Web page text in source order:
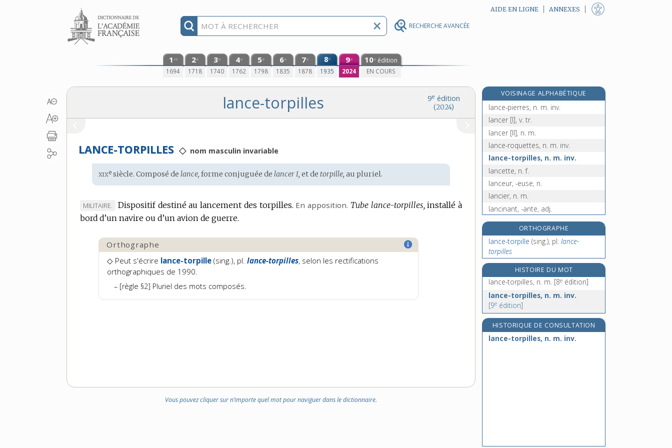
RECHERCHE AVANCÉE
Aller au contenu AIDE EN LIGNE ANNEXES
1 re
1694
2e
1718
3e
1740
4e
1762
5e
1798
6e
1835
7e
1878
8e
1935
9e
2024
10e édition
EN COURS
9e édition
(2024)
lance-torpilles
LANCE-TORPILLES ◇ nom masculin invariable
Étymologie
:
xixe siècle. Composé delance, forme conjuguée delancer I, et detorpille, au pluriel.
MARQUE
DE
MILITAIRE. Dispositif destiné au lancement des torpilles. En apposition. Tube lance-torpilles, installé à
bord d’un navire ou d’un avion de guerre.
Orthographe
◇ Peut s'écrire lance-torpille (sing.), pl. lance-torpilles, selon les rectifications
orthographiques de 1990.
[règle §2] Pluriel des mots composés.
Vous pouvez cliquer sur n’importe quel mot pour naviguer dans le dictionnaire.
VOISINAGE ALPHABÉTIQUE
lance-pessade, n. m.[1reédition]
lance-pierres, n. m. inv.
lancer [I], v. tr.
lancer [II], n. m.
lance-roquettes, n. m. inv.
lance-torpilles, n. m. inv.
lancette, n. f.
lanceur, -euse, n.
lancier, n. m.
lancinant, -ante, adj.
lancination, n. f.
lancinement, n. m.
lanciner, v. tr.
lançon, n. m.
land, n. m.
ORTHOGRAPHE
lance-torpille (sing.), pl. lance-
torpilles
HISTOIRE DU MOT
lance-torpilles, n. m. [8e édition]
lance-torpilles, n. m. inv.
[9e édition]
HISTORIQUE DE CONSULTATION
lance-torpilles, n. m. inv.